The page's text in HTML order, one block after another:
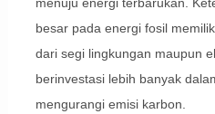
besar pada energi fosil
dari segi lingkungan maupun
berinvestasi lebih banyak
mengurangi emisi karbon.